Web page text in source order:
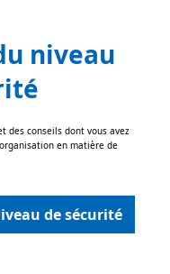
niveau
des conseils dont vous avez
en matière de
de sécurité